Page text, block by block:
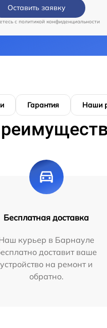
Оставить заявку
c политикой конфиденциальности
Гарантия Наши
Бесплатная доставка
курьер в Барнауле
доставит ваше
устройство на ремонт и
обратно.